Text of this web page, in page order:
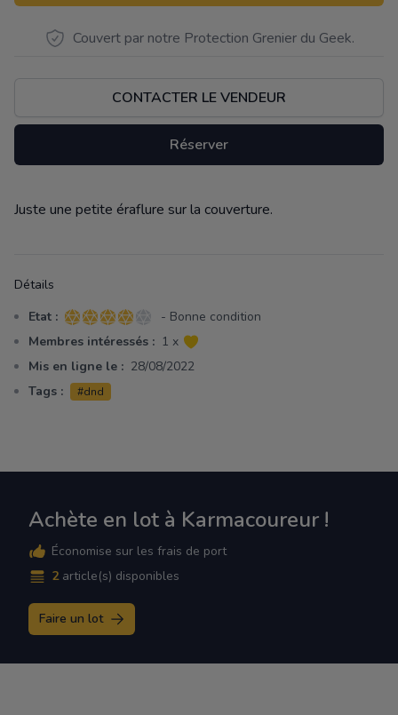
Couvert par notre Protection Grenier du Geek.
CONTACTER LE VENDEUR
Réserver
Description
Juste une petite éraflure sur la couverture.
Détails
Etat : 4 sur 5 étoiles
- Bonne condition
Membres intéressés : 1 x
Mis en ligne le : 28/08/2022
Tags :
#dnd
Achète en lot à Karmacoureur !
Économise sur les frais de port
2 article(s) disponibles
Faire un lot